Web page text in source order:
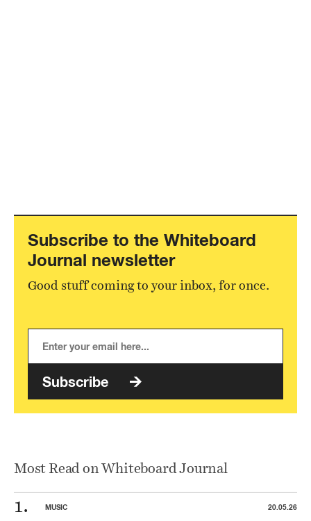
Subscribe to the Whiteboard
Journal newsletter
Good stuff coming to your inbox, for once.
Subscribe
Most Read on Whiteboard Journal
MUSIC 20.05.26